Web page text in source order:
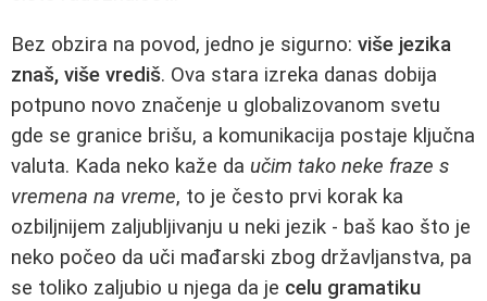
Bez obzira na povod, jedno je sigurno: više jezika
znaš, više vrediš. Ova stara izreka danas dobija
potpuno novo značenje u globalizovanom svetu
gde se granice brišu, a komunikacija postaje ključna
valuta. Kada neko kaže da učim tako neke fraze s
vremena na vreme, to je često prvi korak ka
ozbiljnijem zaljubljivanju u neki jezik - baš kao što je
neko počeo da uči mađarski zbog državljanstva, pa
se toliko zaljubio u njega da je celu gramatiku